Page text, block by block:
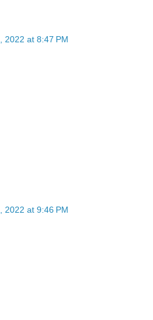
2022 at 8:47 PM
2022 at 9:46 PM